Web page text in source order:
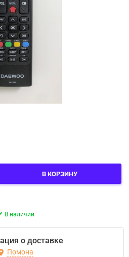
В КОРЗИНУ
В наличии
о доставке
Помона